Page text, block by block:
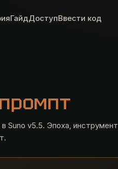
ГайдДоступВвести код
Suno v5.5. Эпоха,